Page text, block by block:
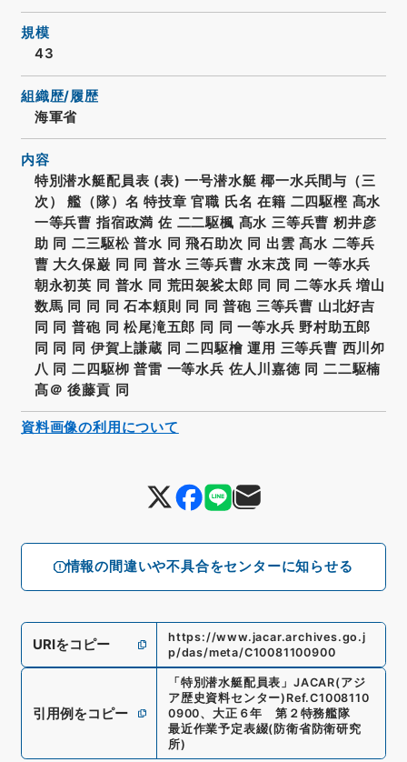
情報の間違いや不具合をセンターに知らせる
規模
43
組織歴/履歴
海軍省
内容
特別潜水艇配員表 (表) 一号潜水艇 椰一水兵間与（三
次） 艦（隊）名 特技章 官職 氏名 在籍 二四駆樫 髙水
一等兵曹 指宿政満 佐 二二駆楓 髙水 三等兵曹 籾井彦
助 同 二三駆松 普水 同 飛石助次 同 出雲 髙水 二等兵
曹 大久保巌 同 同 普水 三等兵曹 水末茂 同 一等水兵
朝永初英 同 普水 同 荒田袈裟太郎 同 同 二等水兵 増山
数馬 同 同 同 石本頼則 同 同 普砲 三等兵曹 山北好吉
同 同 普砲 同 松尾滝五郎 同 同 一等水兵 野村助五郎
同 同 同 伊賀上謙蔵 同 二四駆檜 運用 三等兵曹 西川夘
八 同 二四駆栁 普雷 一等水兵 佐人川嘉徳 同 二二駆楠
髙＠ 後藤貢 同
URIをコピー
https://www.jacar.archives.go.j
p/das/meta/C10081100900
引用例をコピー
「 特別潜水艇配員表 」 JACAR(アジ
ア歴史資料センター) Ref.C1008110
0900、 大正６年 第２特務艦隊
最近作業予定表綴( 防衛省防衛研究
所)
資料画像の利用について